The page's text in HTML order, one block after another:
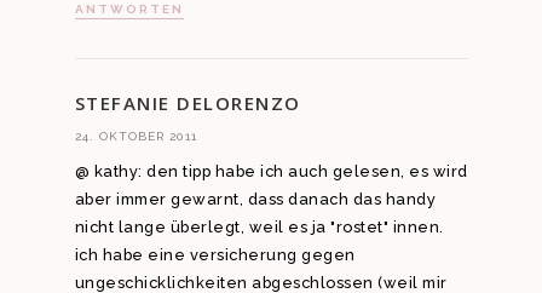
ANTWORTEN
STEFANIE DELORENZO
24. OKTOBER 2011
@ kathy: den tipp habe ich auch gelesen, es wird
aber immer gewarnt, dass danach das handy
nicht lange überlegt, weil es ja "rostet" innen.
ich habe eine versicherung gegen
ungeschicklichkeiten abgeschlossen (weil mir